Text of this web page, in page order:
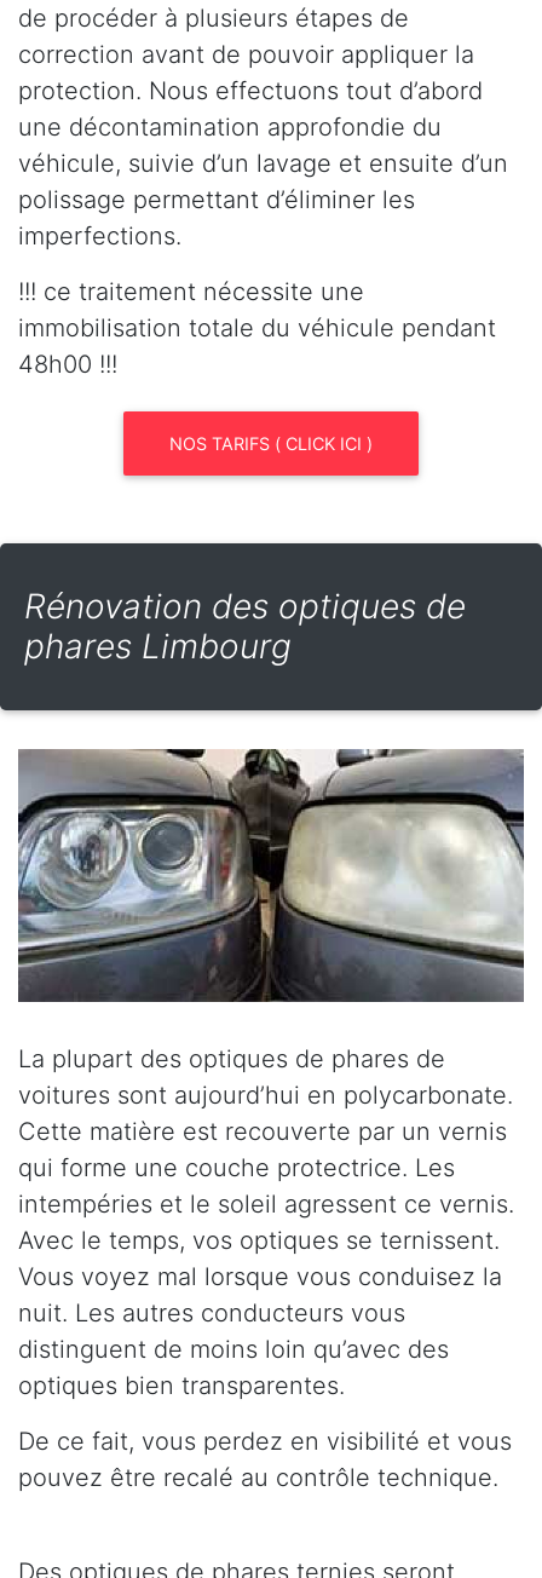
de procéder à plusieurs étapes de
correction avant de pouvoir appliquer la
protection. Nous effectuons tout d’abord
une décontamination approfondie du
véhicule, suivie d’un lavage et ensuite d’un
polissage permettant d’éliminer les
imperfections.
!!! ce traitement nécessite une
immobilisation totale du véhicule pendant
48h00 !!!
NOS TARIFS ( CLICK ICI )
Rénovation des optiques de
phares Limbourg
La plupart des optiques de phares de
voitures sont aujourd’hui en polycarbonate.
Cette matière est recouverte par un vernis
qui forme une couche protectrice. Les
intempéries et le soleil agressent ce vernis.
Avec le temps, vos optiques se ternissent.
Vous voyez mal lorsque vous conduisez la
nuit. Les autres conducteurs vous
distinguent de moins loin qu’avec des
optiques bien transparentes.
De ce fait, vous perdez en visibilité et vous
pouvez être recalé au contrôle technique.